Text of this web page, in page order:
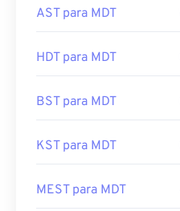
AST para MDT
HDT para MDT
BST para MDT
KST para MDT
MEST para MDT